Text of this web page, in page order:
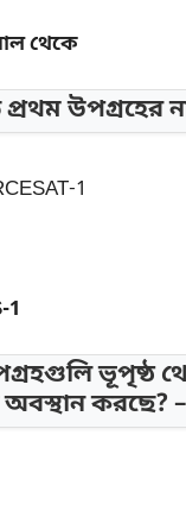
থেকে
প্রথম উপগ্রহের
1
1
ভূপৃষ্ঠ
করছে? –